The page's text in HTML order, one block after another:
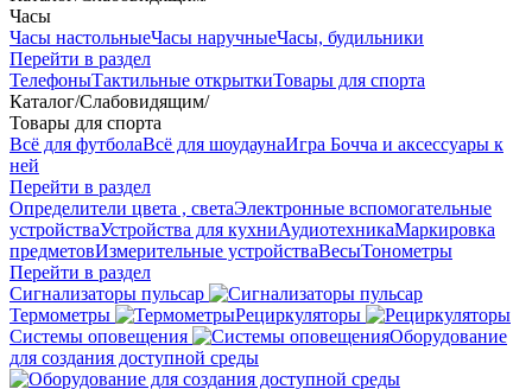
Часы
Часы настольныеЧасы наручныеЧасы, будильники
Перейти в раздел
ТелефоныТактильные открыткиТовары для спорта
Каталог/Слабовидящим/
Товары для спорта
Всё для футболаВсё для шоудаунаИгра Бочча и аксессуары к
ней
Перейти в раздел
Определители цвета , светаЭлектронные вспомогательные
устройстваУстройства для кухниАудиотехникаМаркировка
предметовИзмерительные устройстваВесыТонометры
Перейти в раздел
Сигнализаторы пульсар
Термометры
Рециркуляторы
Cистемы оповещения
Оборудование
для создания доступной среды